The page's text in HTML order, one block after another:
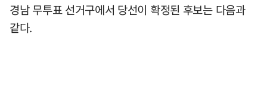
경남 무투표 선거구에서 당선이 확정된 후보는 다음과
같다.